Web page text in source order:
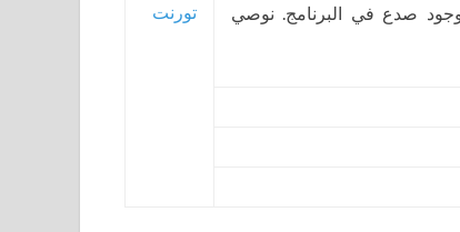
تورنت
صدع في البرنامج. نوصي